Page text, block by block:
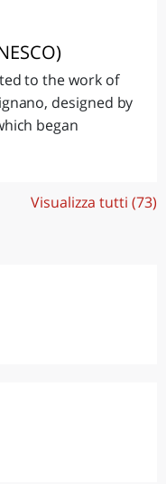
to the work of
designed by
began
Visualizza tutti (73)